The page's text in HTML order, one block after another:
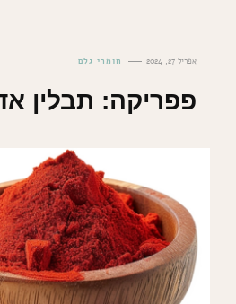
אפריל 27, 2024 חומרי גלם
פפריקה: תבלין